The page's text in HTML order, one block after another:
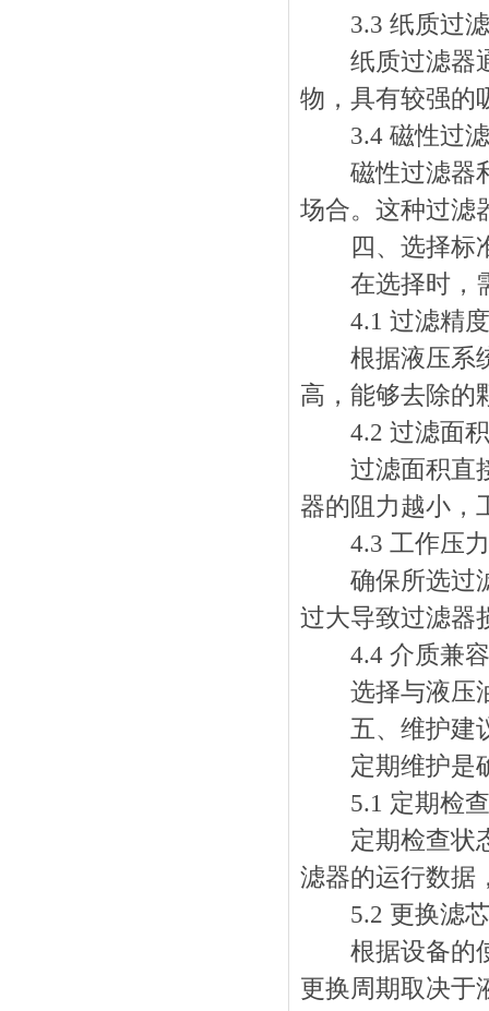
3.3 纸质过
纸质过滤器通
物，具有较强的
3.4 磁性过
磁性过滤器利
场合。这种过滤
四、选择标
在选择时，需
4.1 过滤精度
根据液压系统
高，能够去除的
4.2 过滤面积
过滤面积直接
器的阻力越小，
4.3 工作压力
确保所选过滤
过大导致过滤器
4.4 介质兼
选择与液压油
五、维护建
定期维护是确
5.1 定期检查
定期检查状态
滤器的运行数据
5.2 更换滤芯
根据设备的使
更换周期取决于